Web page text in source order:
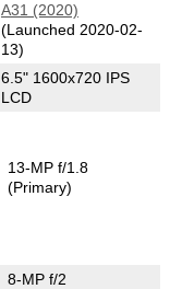
A31 (2020)
(Launched 2020-02-
13)
6.5" 1600x720 IPS
LCD
13-MP f/1.8
(Primary)
8-MP f/2